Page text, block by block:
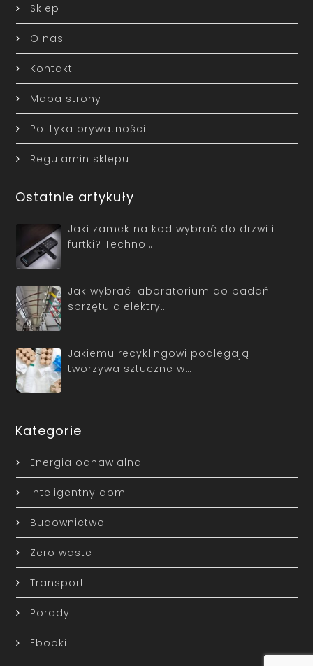
Sklep
O nas
Kontakt
Mapa strony
Polityka prywatności
Regulamin sklepu
Ostatnie artykuły
Jaki zamek na kod wybrać do drzwi i
furtki? Techno…
Jak wybrać laboratorium do badań
sprzętu dielektry…
Jakiemu recyklingowi podlegają
tworzywa sztuczne w…
Kategorie
Energia odnawialna
Inteligentny dom
Budownictwo
Zero waste
Transport
Porady
Ebooki